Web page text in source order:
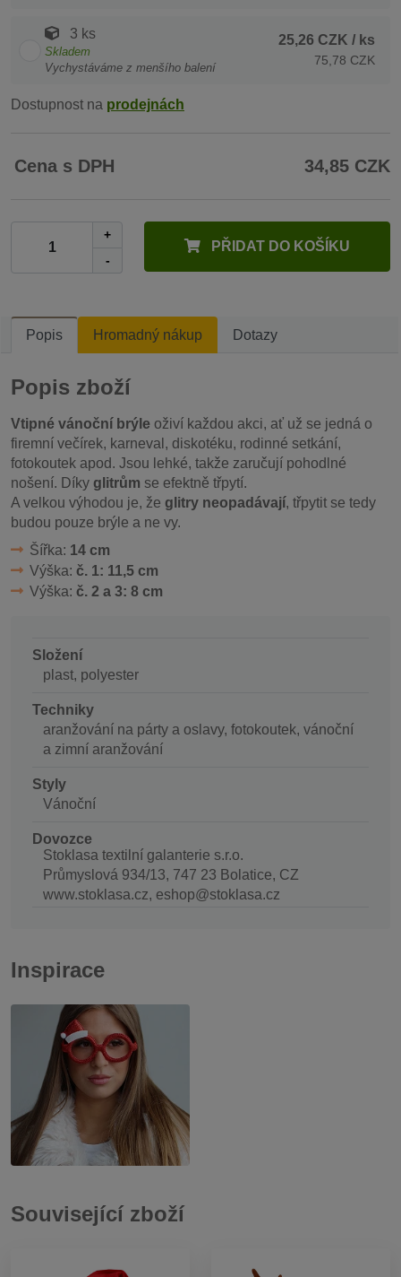
3 ks
Skladem
Vychystáváme z menšího balení
25,26 CZK / ks
75,78 CZK
Dostupnost na prodejnách
Cena s DPH 34,85 CZK
+
-
PŘIDAT DO KOŠÍKU
Popis Hromadný nákup Dotazy
Popis zboží
Vtipné vánoční brýle oživí každou akci, ať už se jedná o
firemní večírek, karneval, diskotéku, rodinné setkání,
fotokoutek apod. Jsou lehké, takže zaručují pohodlné
nošení. Díky glitrům se efektně třpytí.
A velkou výhodou je, že glitry neopadávají, třpytit se tedy
budou pouze brýle a ne vy.
Šířka: 14 cm
Výška: č. 1: 11,5 cm
Výška: č. 2 a 3: 8 cm
Složení
plast, polyester
Techniky
aranžování na párty a oslavy, fotokoutek, vánoční
a zimní aranžování
Styly
Vánoční
Dovozce
Stoklasa textilní galanterie s.r.o.
Průmyslová 934/13, 747 23 Bolatice, CZ
www.stoklasa.cz, eshop@stoklasa.cz
Inspirace
Související zboží